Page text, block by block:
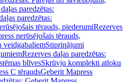
paredzētas:
paredzētas:
tērauds, piederumiRezerves
nerūsējošais tērauds,
veidgabaliemStiprinājumi
Rezerves daļas paredzētas:
blīvesSkrūvju komplekti atloku
C tēraudsGeberit Mapress